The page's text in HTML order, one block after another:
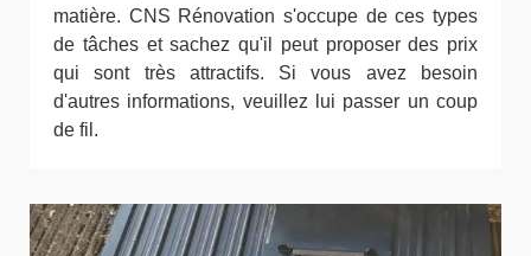
matière. CNS Rénovation s'occupe de ces types
de tâches et sachez qu'il peut proposer des prix
qui sont très attractifs. Si vous avez besoin
d'autres informations, veuillez lui passer un coup
de fil.